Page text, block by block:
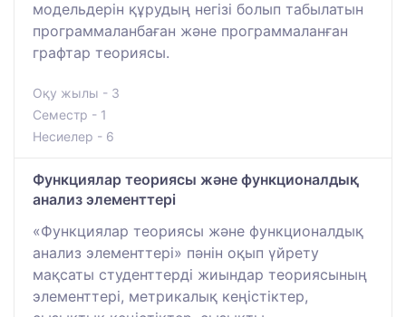
модельдерін құрудың негізі болып табылатын
программаланбаған және программаланған
графтар теориясы.
Оқу жылы - 3
Семестр - 1
Несиелер - 6
Функциялар теориясы және функционалдық
анализ элементтері
«Функциялар теориясы және функционалдық
анализ элементтері» пәнін оқып үйрету
мақсаты студенттерді жиындар теориясының
элементтері, метрикалық кеңістіктер,